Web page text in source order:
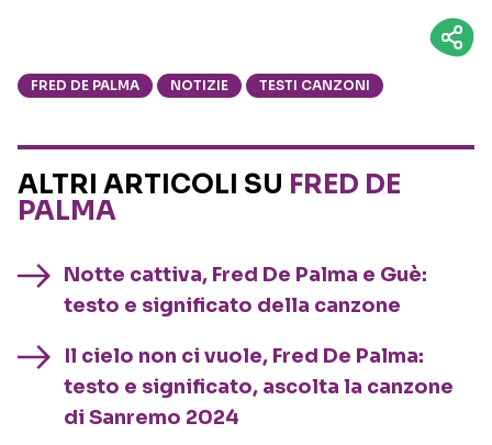
FRED DE PALMA NOTIZIE TESTI CANZONI
ALTRI ARTICOLI SU FRED DE
PALMA
Notte cattiva, Fred De Palma e Guè:
testo e significato della canzone
Il cielo non ci vuole, Fred De Palma:
testo e significato, ascolta la canzone
di Sanremo 2024